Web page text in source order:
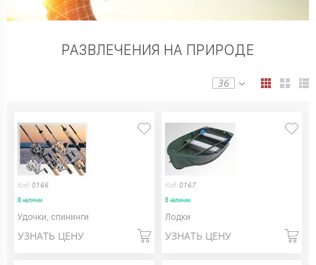
РАЗВЛЕЧЕНИЯ НА ПРИРОДЕ
36
Код: 0166
В наличии
Удочки, спининги
УЗНАТЬ ЦЕНУ
Код: 0167
В наличии
Лодки
УЗНАТЬ ЦЕНУ